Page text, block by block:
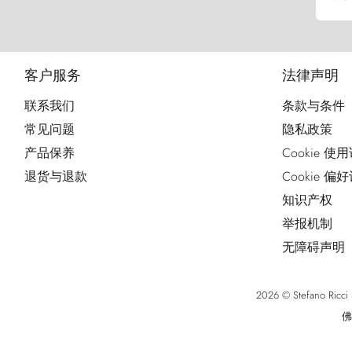
客户服务
联系我们
常见问题
产品保养
退货与退款
法律声明
条款与条件
隐私政策
Cookie 使
Cookie 偏
知识产权
举报机制
无障碍声明
2026 © Stefano Ricci